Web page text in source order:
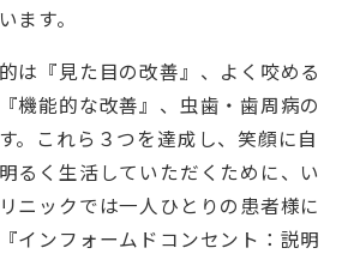
ます。
は『見た目の改善』、よく咬める
機能的な改善』、虫歯・歯周病の
。これら３つを達成し、笑顔に自
るく生活していただくために、い
ニックでは一人ひとりの患者様に
インフォームドコンセント：説明